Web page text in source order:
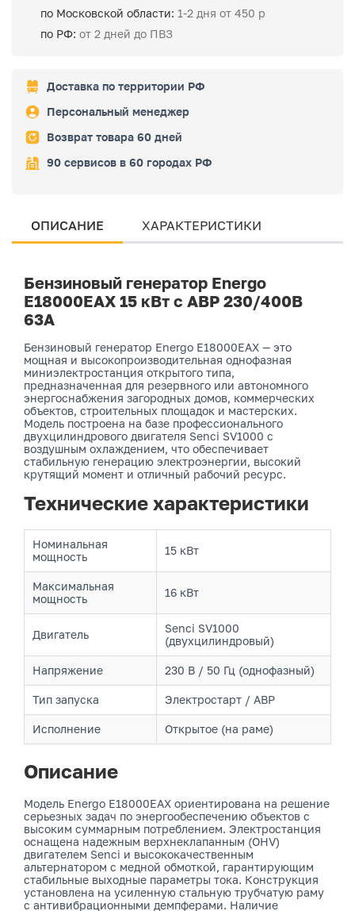
по Московской области: 1-2 дня от 450 р
по РФ: от 2 дней до ПВЗ
Доставка по территории РФ
Персональный менеджер
Возврат товара 60 дней
90 сервисов в 60 городах РФ
ОПИСАНИЕ ХАРАКТЕРИСТИКИ
Бензиновый генератор Energo
E18000EAX 15 кВт с АВР 230/400В
63А
Бензиновый генератор Energo E18000EAX — это
мощная и высокопроизводительная однофазная
миниэлектростанция открытого типа,
предназначенная для резервного или автономного
энергоснабжения загородных домов, коммерческих
объектов, строительных площадок и мастерских.
Модель построена на базе профессионального
двухцилиндрового двигателя Senci SV1000 с
воздушным охлаждением, что обеспечивает
стабильную генерацию электроэнергии, высокий
крутящий момент и отличный рабочий ресурс.
Технические характеристики
Номинальная
мощность
15 кВт
Максимальная
мощность
16 кВт
Двигатель
Senci SV1000
(двухцилиндровый)
Напряжение 230 В / 50 Гц (однофазный)
Тип запуска Электростарт / АВР
Исполнение Открытое (на раме)
Описание
Модель Energo E18000EAX ориентирована на решение
серьезных задач по энергообеспечению объектов с
высоким суммарным потреблением. Электростанция
оснащена надежным верхнеклапанным (OHV)
двигателем Senci и высококачественным
альтернатором с медной обмоткой, гарантирующим
стабильные выходные параметры тока. Конструкция
установлена на усиленную стальную трубчатую раму
с антивибрационными демпферами. Наличие